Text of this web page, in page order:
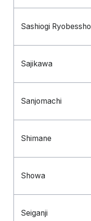
Sashiogi Ryobessho
Sajikawa
Sanjomachi
Shimane
Showa
Seiganji